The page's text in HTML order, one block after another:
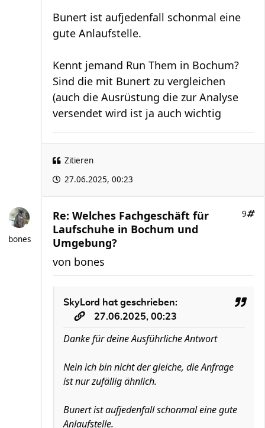
Bunert ist aufjedenfall schonmal eine
gute Anlaufstelle.
Kennt jemand Run Them in Bochum?
Sind die mit Bunert zu vergleichen
(auch die Ausrüstung die zur Analyse
versendet wird ist ja auch wichtig
Zitieren
27.06.2025, 00:23
bones
Re: Welches Fachgeschäft für
Laufschuhe in Bochum und
Umgebung?
9
von bones
SkyLord
hat geschrieben:
27.06.2025, 00:23
Danke für deine Ausführliche Antwort
Nein ich bin nicht der gleiche, die Anfrage
ist nur zufällig ähnlich.
Bunert ist aufjedenfall schonmal eine gute
Anlaufstelle.